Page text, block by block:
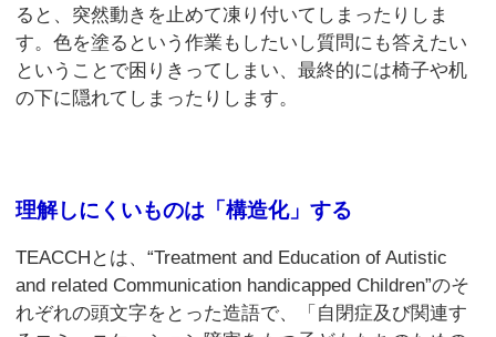
ると、突然動きを止めて凍り付いてしまったりしま
す。色を塗るという作業もしたいし質問にも答えたい
ということで困りきってしまい、最終的には椅子や机
の下に隠れてしまったりします。
理解しにくいものは「構造化」する
TEACCHとは、“Treatment and Education of Autistic
and related Communication handicapped Children”のそ
れぞれの頭文字をとった造語で、「自閉症及び関連す